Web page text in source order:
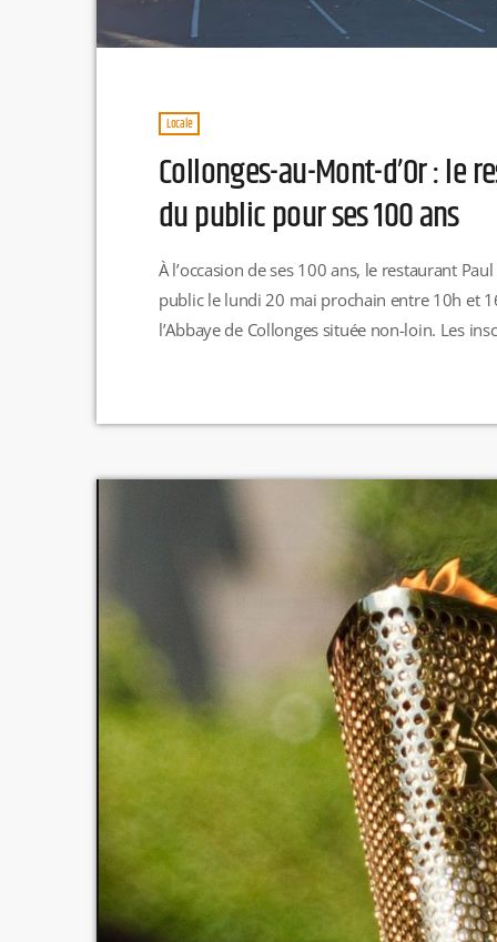
Locale
Collonges-au-Mont-d’Or : le
du public pour ses 100 ans
À l’occasion de ses 100 ans, le restaurant
public le lundi 20 mai prochain entre 10h et
l’Abbaye de Collonges située non-loin. Les